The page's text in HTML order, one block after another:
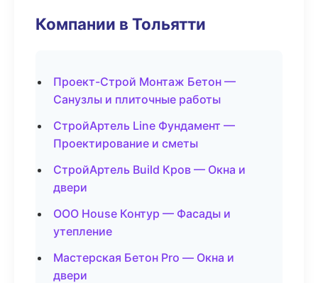
Компании в Тольятти
Проект-Строй Монтаж Бетон —
Санузлы и плиточные работы
СтройАртель Line Фундамент —
Проектирование и сметы
СтройАртель Build Кров — Окна и
двери
ООО House Контур — Фасады и
утепление
Мастерская Бетон Pro — Окна и
двери